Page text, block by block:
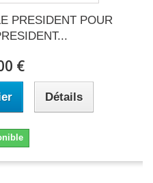
PRESIDENT POUR
€
Détails